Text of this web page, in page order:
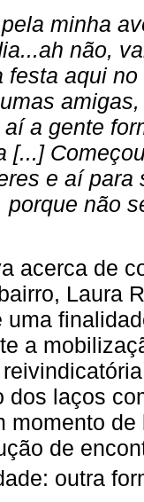
minha
não,
festa aqui
a gente
[...]
e aí para
porque não
acerca de
Laura
uma
a
dos laços
momento
de
outra